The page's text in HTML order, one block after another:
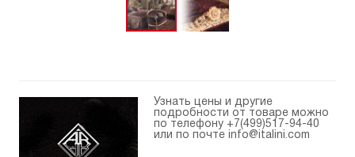
Узнать цены и другие
подробности от товаре можно
по телефону +7(499)517-94-40
или по почте
info@italini.com